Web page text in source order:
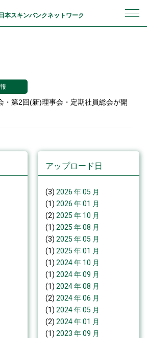
本スキンバンクネットワーク
・第2回(新)理事会・定期社員総会が開
アップロード日
(3) 2026 年 05 月
(1) 2026 年 01 月
(2) 2025 年 10 月
(1) 2025 年 08 月
(3) 2025 年 05 月
(1) 2025 年 01 月
(1) 2024 年 10 月
(1) 2024 年 09 月
(1) 2024 年 08 月
(2) 2024 年 06 月
(1) 2024 年 05 月
(2) 2024 年 01 月
(1) 2023 年 09 月